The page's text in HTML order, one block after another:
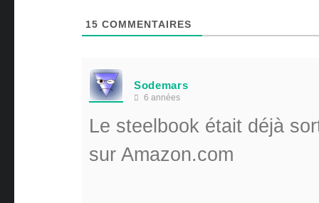
15 COMMENTAIRES
Sodemars
6 années
Le steelbook était déjà
sur Amazon.com